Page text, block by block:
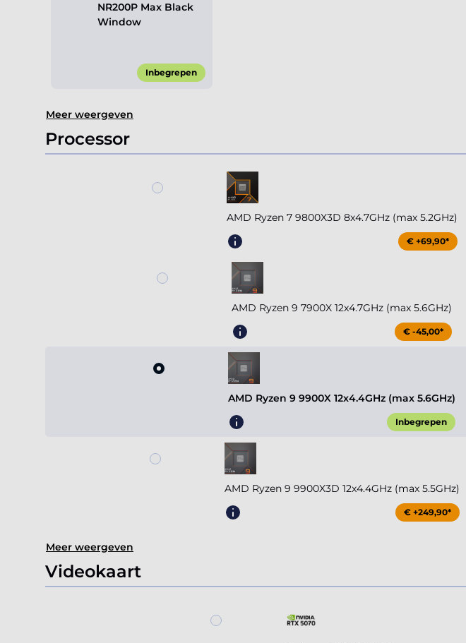
NR200P Max Black
Window
Inbegrepen
1
of
1
Meer weergeven
Processor
AMD Ryzen 7 9800X3D 8x4.7GHz (max 5.2GHz)
€ +69,90*
AMD Ryzen 9 7900X 12x4.7GHz (max 5.6GHz)
€ -45,00*
AMD Ryzen 9 9900X 12x4.4GHz (max 5.6GHz)
Inbegrepen
AMD Ryzen 9 9900X3D 12x4.4GHz (max 5.5GHz)
€ +249,90*
Meer weergeven
Videokaart